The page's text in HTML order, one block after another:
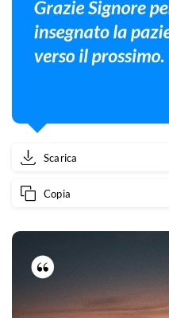
Scarica
Copia